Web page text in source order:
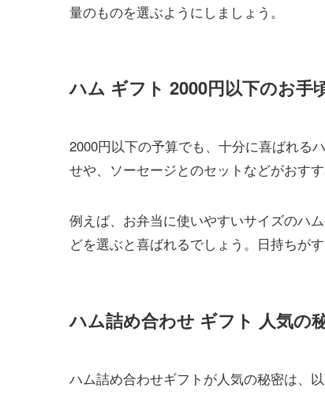
量のものを選ぶようにしましょう。
ハム ギフト 2000円以下のお手
2000円以下の予算でも、十分に喜ばれる
せや、ソーセージとのセットなどがおすす
例えば、お弁当に使いやすいサイズのハ
どを選ぶと喜ばれるでしょう。日持ちが
ハム詰め合わせ ギフト 人気の
ハム詰め合わせギフトが人気の秘密は、以